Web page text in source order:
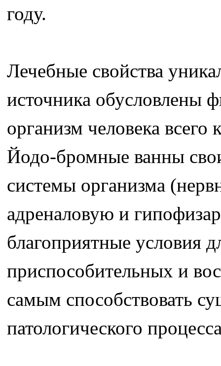
году.
Лечебные свойства
источника обусловлены
организм человека
Йодо-бромные ванны
системы организма
адреналовую и
благоприятные условия
приспособительных и
самым способствовать
патологического